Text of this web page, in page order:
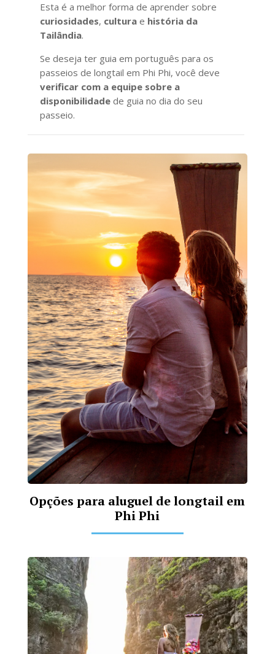
Esta é a melhor forma de aprender sobre
curiosidades, culturae história da
Tailândia.
Se deseja ter guia em português para os
passeios de longtail em Phi Phi, você deve
verificar com a equipe sobre a
disponibilidadede guia no dia do seu
passeio.
Opções para aluguel de longtail em
Phi Phi